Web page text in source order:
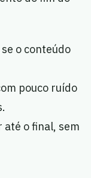
o conteúdo
pouco ruído
o final, sem